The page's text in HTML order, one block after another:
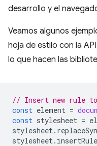
desarrollo y el
Veamos algunos
hoja de estilo con la
lo que hacen las
// Insert new rule to
const element =
const stylesheet =
stylesheet.
stylesheet. insertRule